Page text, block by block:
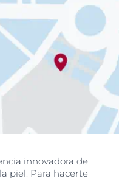
innovadora de
piel. Para hacerte